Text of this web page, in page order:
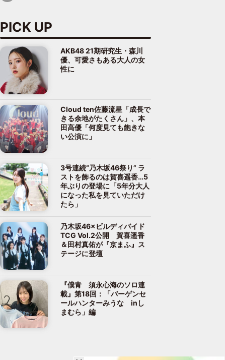
PICK UP
AKB48 21期研究生・森川
優、可愛さもある大人の女
性に
Cloud ten佐藤流星「成長で
きる余地がたくさん」、本
田高優「何度見ても飽きな
い公演に」
3号連続“乃木坂46祭り” ラ
ストを飾るのは賀喜遥香…5
年ぶりの登場に「5年分大人
になった私を見ていただけ
たら」
乃木坂46×ビルディバイド
TCG Vol.2公開 賀喜遥香
＆田村真佑が『京まふ』ス
テージに登壇
『僕青 須永心海のソロ連
載』第18回：「バーゲンセ
ールハンターみうな inし
まむら」編